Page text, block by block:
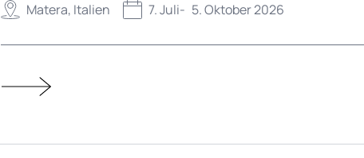
Matera, Italien 7. Juli- 5. Oktober 2026